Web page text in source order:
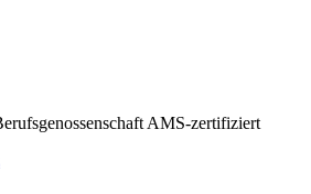
AMS-zertifiziert